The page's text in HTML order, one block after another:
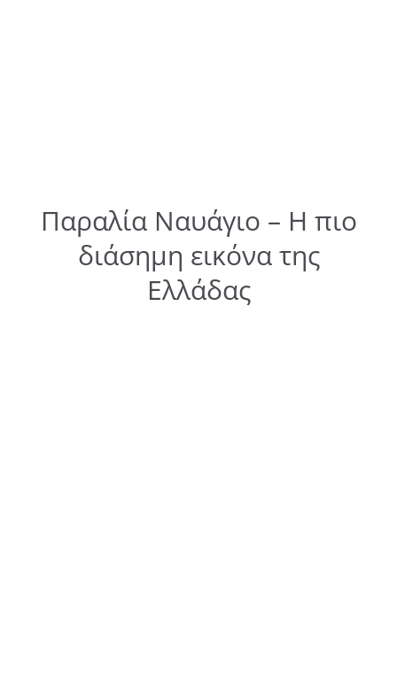
Παραλία Ναυάγιο – Η πιο
διάσημη εικόνα της
Ελλάδας